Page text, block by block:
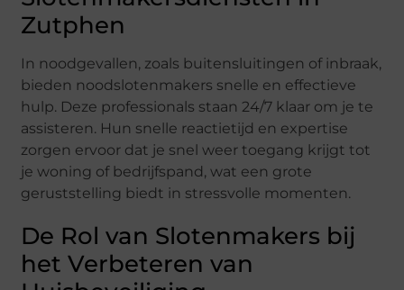
Zutphen
In noodgevallen, zoals buitensluitingen of inbraak,
bieden noodslotenmakers snelle en effectieve
hulp. Deze professionals staan 24/7 klaar om je te
assisteren. Hun snelle reactietijd en expertise
zorgen ervoor dat je snel weer toegang krijgt tot
je woning of bedrijfspand, wat een grote
geruststelling biedt in stressvolle momenten.
De Rol van Slotenmakers bij
het Verbeteren van